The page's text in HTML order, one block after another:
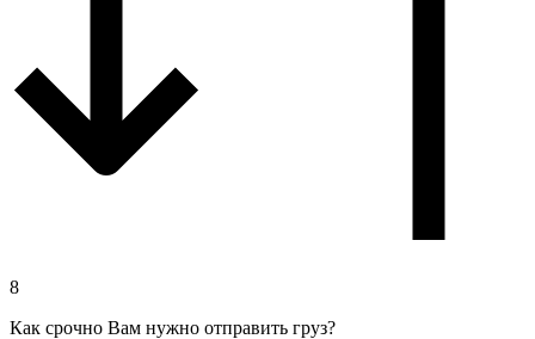
8
Как срочно Вам нужно отправить груз?